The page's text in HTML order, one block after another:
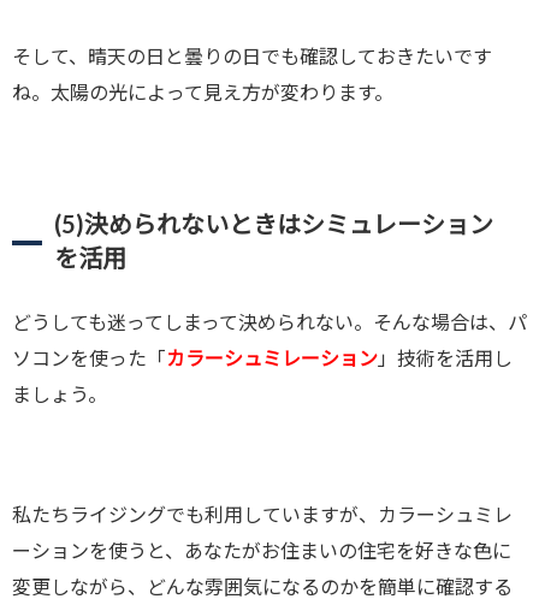
そして、晴天の日と曇りの日でも確認しておきたいです
ね。太陽の光によって見え方が変わります。
(5)決められないときはシミュレーション
を活用
どうしても迷ってしまって決められない。そんな場合は、パ
ソコンを使った「カラーシュミレーション 」技術を活用し
ましょう。
私たちライジングでも利用していますが、カラーシュミレ
ーションを使うと、あなたがお住まいの住宅を好きな色に
変更しながら、どんな雰囲気になるのかを簡単に確認する